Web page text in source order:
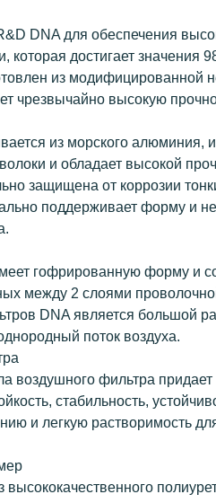
DNA для обеспечения
достигает значения
из модифицированной
чрезвычайно высокую
из морского алюминия,
и обладает высокой
защищена от коррозии
поддерживает форму и
гофрированную форму и
между 2 слоями
DNA является большой
поток воздуха.
воздушного фильтра придает
стабильность,
и легкую растворимость
высококачественного